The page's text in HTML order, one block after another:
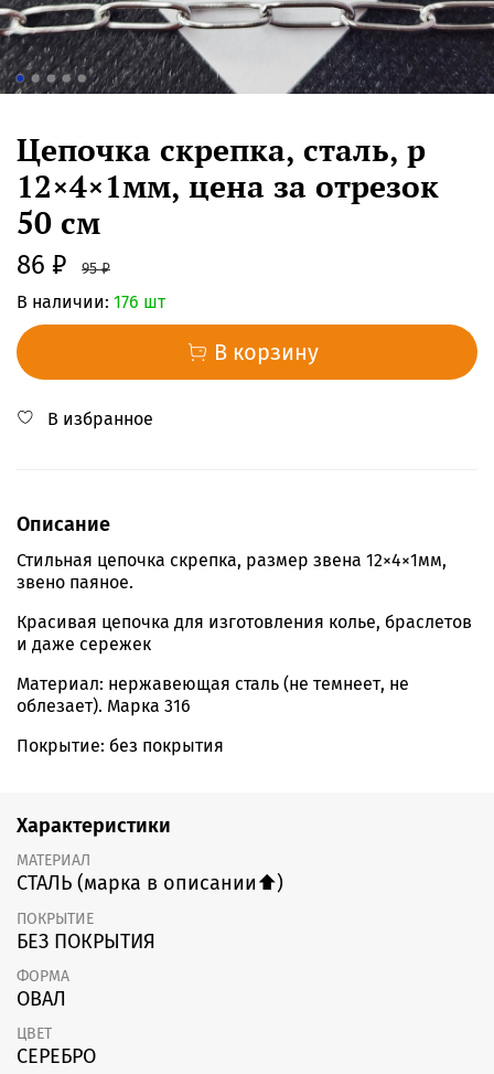
Цепочка скрепка, сталь, р
12×4×1мм, цена за отрезок
50 см
86 ₽ 95 ₽
В наличии: 176 шт
В корзину
В избранное
Описание
Стильная цепочка скрепка, размер звена 12×4×1мм,
звено паяное.
Красивая цепочка для изготовления колье, браслетов
и даже сережек
Материал: нержавеющая сталь (не темнеет, не
облезает). Марка 316
Покрытие: без покрытия
Характеристики
МАТЕРИАЛ
СТАЛЬ (марка в описании⬆️)
ПОКРЫТИЕ
БЕЗ ПОКРЫТИЯ
ФОРМА
ОВАЛ
ЦВЕТ
СЕРЕБРО